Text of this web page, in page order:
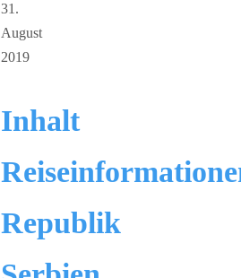
31.
August
2019
Inhalt
Republik